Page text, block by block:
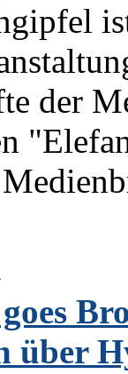
der
über